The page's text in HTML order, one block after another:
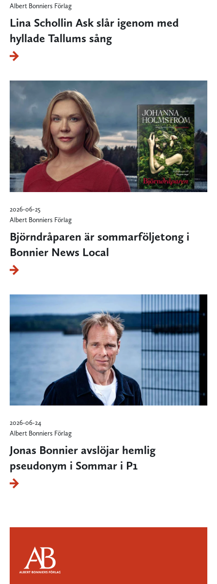
Albert Bonniers Förlag
Lina Schollin Ask slår igenom med
hyllade Tallums sång
2026-06-25
Albert Bonniers Förlag
Björndråparen är sommarföljetong i
Bonnier News Local
2026-06-24
Albert Bonniers Förlag
Jonas Bonnier avslöjar hemlig
pseudonym i Sommar i P1